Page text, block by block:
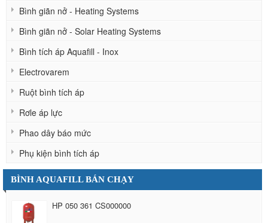
Bình giãn nở - Heating Systems
Bình giãn nở - Solar Heating Systems
Bình tích áp Aquafill - Inox
Electrovarem
Ruột bình tích áp
Rơle áp lực
Phao dây báo mức
Phụ kiện bình tích áp
BÌNH AQUAFILL BÁN CHẠY
HP 050 361 CS000000